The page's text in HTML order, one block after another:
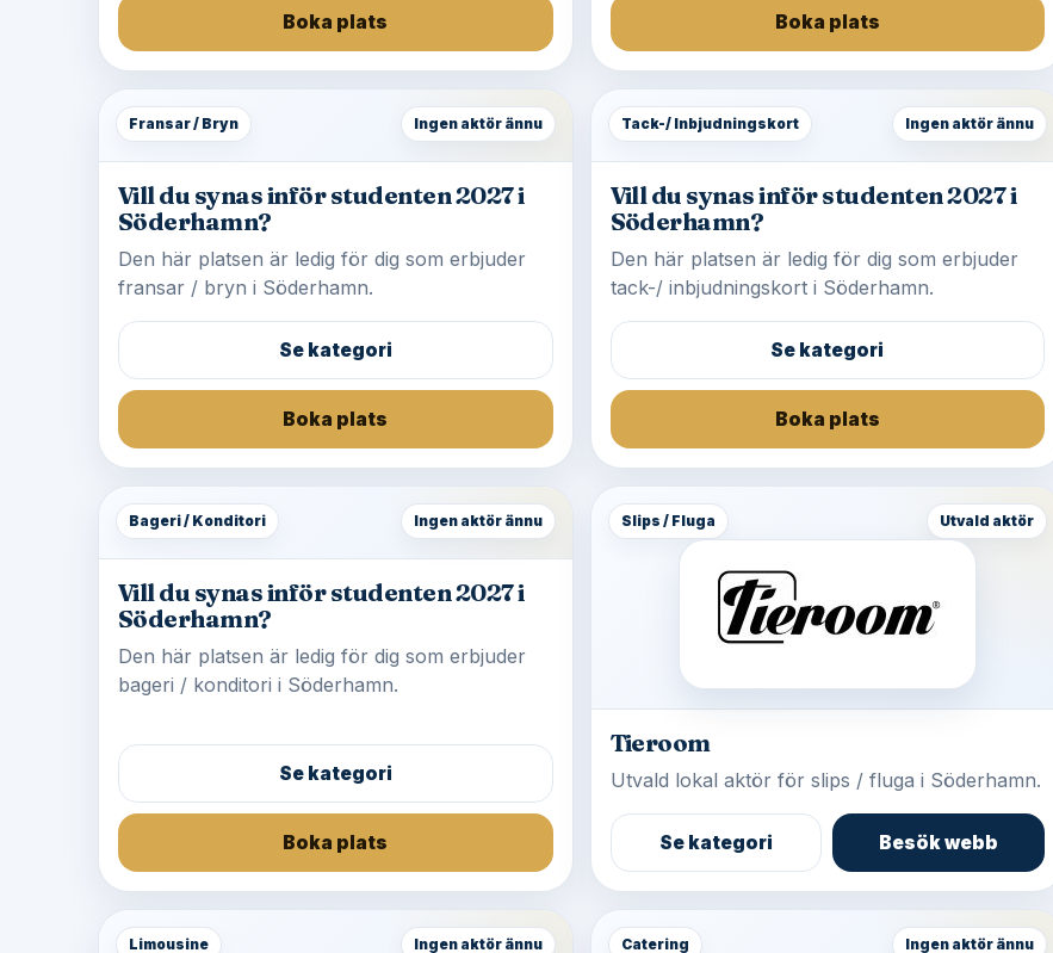
Boka plats Boka plats
Fransar / Bryn Ingen aktör ännu
Vill du synas inför studenten 2027 i
Söderhamn?
Den här platsen är ledig för dig som erbjuder
fransar / bryn i Söderhamn.
Se kategori
Boka plats
Tack-/ Inbjudningskort Ingen aktör ännu
Vill du synas inför studenten 2027 i
Söderhamn?
Den här platsen är ledig för dig som erbjuder
tack-/ inbjudningskort i Söderhamn.
Se kategori
Boka plats
Bageri / Konditori Ingen aktör ännu
Vill du synas inför studenten 2027 i
Söderhamn?
Den här platsen är ledig för dig som erbjuder
bageri / konditori i Söderhamn.
Se kategori
Boka plats
Slips / Fluga Utvald aktör
Tieroom
Utvald lokal aktör för slips / fluga i Söderhamn.
Se kategori Besök webb
Limousine Ingen aktör ännu Catering Ingen aktör ännu